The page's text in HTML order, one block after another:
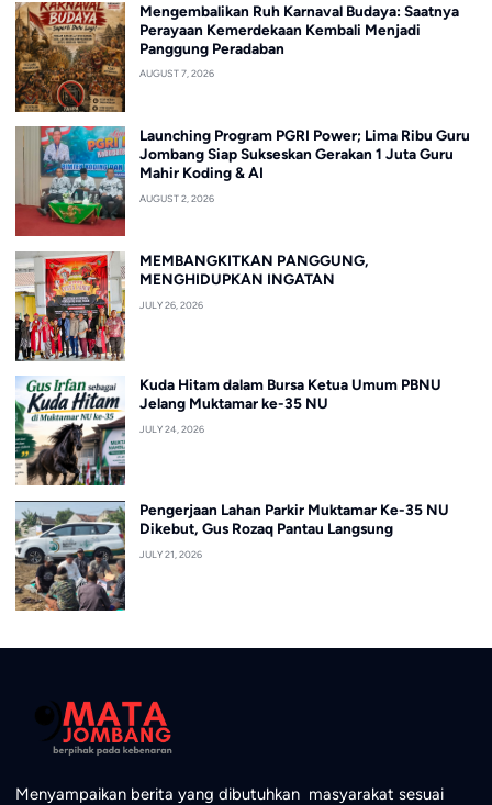
Mengembalikan Ruh Karnaval Budaya: Saatnya
Perayaan Kemerdekaan Kembali Menjadi
Panggung Peradaban
AUGUST 7, 2026
Launching Program PGRI Power; Lima Ribu Guru
Jombang Siap Sukseskan Gerakan 1 Juta Guru
Mahir Koding & AI
AUGUST 2, 2026
MEMBANGKITKAN PANGGUNG,
MENGHIDUPKAN INGATAN
JULY 26, 2026
Kuda Hitam dalam Bursa Ketua Umum PBNU
Jelang Muktamar ke-35 NU
JULY 24, 2026
Pengerjaan Lahan Parkir Muktamar Ke-35 NU
Dikebut, Gus Rozaq Pantau Langsung
JULY 21, 2026
Menyampaikan berita yang dibutuhkan masyarakat sesuai